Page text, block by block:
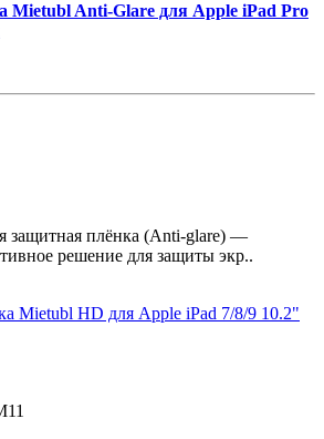
Mietubl Anti-Glare для Apple iPad Pro
защитная плёнка (Anti-glare) —
решение для защиты экр..